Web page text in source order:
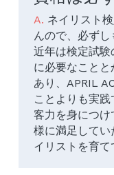
A. ネイリスト
んので、必ずし
近年は検定試
に必要なこと
あり、APRIL
ことよりも実
客力を身につ
様に満足して
イリストを育て